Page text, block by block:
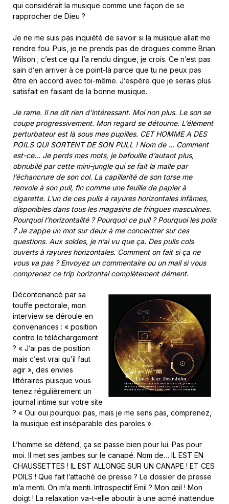
qui considérait la musique comme une façon de se
rapprocher de Dieu ?
Je ne me suis pas inquiété de savoir si la musique allait me
rendre fou. Puis, je ne prends pas de drogues comme Brian
Wilson ; c’est ce qui l’a rendu dingue, je crois. Ce n’est pas
sain d’en arriver à ce point-là parce que tu ne peux pas
être en accord avec toi-même. J’espère que je serais plus
satisfait en faisant de la bonne musique.
Je rame. Il ne dit rien d’intéressant. Moi non plus. Le son se
coupe progressivement. Mon regard se détourne. L’élément
perturbateur est là sous mes pupilles. CET HOMME A DES
POILS QUI SORTENT DE SON PULL ! Nom de … Comment
est-ce… Je perds mes mots, je bafouille d’autant plus,
obnubilé par cette mini-jungle qui se fait la malle par
l’échancrure de son col. La capillarité de son torse me
renvoie à son pull, fin comme une feuille de papier à
cigarette. L’un de ces pulls à rayures horizontales infâmes,
disponibles dans tous les magasins de fringues masculines.
Pourquoi l’horizontalité ? Pourquoi ce pull ? Pourquoi les poils
? Je zappe un mot sur deux à me concentrer sur ces
questions. Aux soldes, je n’ai vu que ça. Des pulls cols
ouverts à rayures horizontales. Comment on fait si ça ne
vous va pas ? Envoyez un commentaire ou un mail si vous
comprenez ce trip horizontal complètement dément.
Décontenancé par sa
touffe pectorale, mon
interview se déroule en
convenances : « position
contre le téléchargement
? « J’ai pas de position
mais c’est vrai qu’il faut
agir », des envies
littéraires puisque vous
tenez régulièrement un
journal intime sur votre site
? « Oui oui pourquoi pas, mais je me sens pas, comprenez,
la musique est inséparable des paroles ».
L’homme se détend, ça se passe bien pour lui. Pas pour
moi. Il met ses jambes sur le canapé. Nom de… IL EST EN
CHAUSSETTES ! IL EST ALLONGE SUR UN CANAPE ! ET CES
POILS ! Que fait l’attaché de presse ? Le dossier de presse
m’a menti. On m’a menti. Introspectif Emil ? Mon œil ! Mon
doigt ! La relaxation va-t-elle aboutir à une acmé inattendue